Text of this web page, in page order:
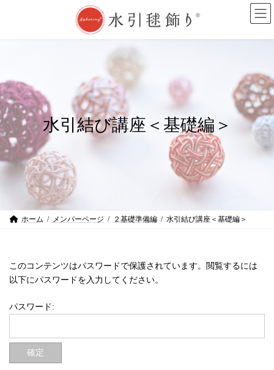
キ
ッ
プ
に
移
動
水引結び講座＜基礎編＞
ホーム メンバーページ ２基礎準備編 水引結び講座＜基礎編＞
このコンテンツはパスワードで保護されています。閲覧するには
以下にパスワードを入力してください。
パスワード: